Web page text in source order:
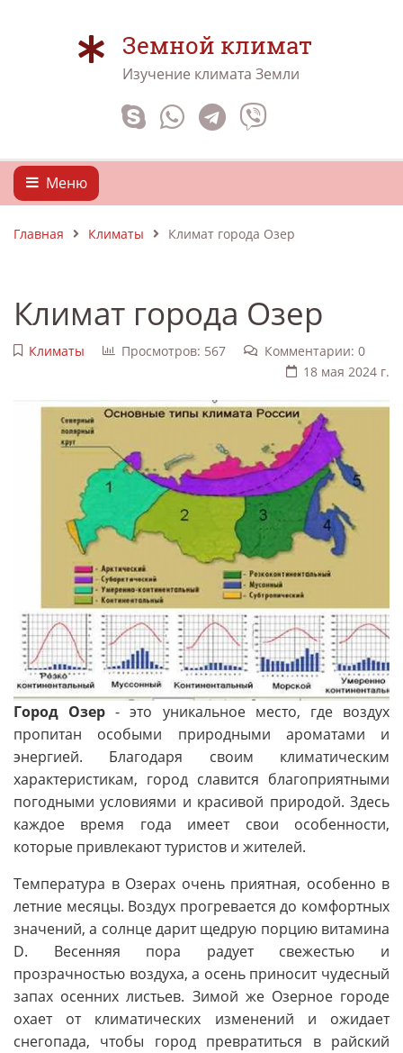
Земной климат
Изучение климата Земли
Меню
Главная Климаты Климат города Озер
Климат города Озер
Климаты Просмотров: 567
Комментарии: 0
18 мая 2024 г.
Город Озер - это уникальное место, где воздух
пропитан особыми природными ароматами и
энергией. Благодаря своим климатическим
характеристикам, город славится благоприятными
погодными условиями и красивой природой. Здесь
каждое время года имеет свои особенности,
которые привлекают туристов и жителей.
Температура в Озерах очень приятная, особенно в
летние месяцы. Воздух прогревается до комфортных
значений, а солнце дарит щедрую порцию витамина
D. Весенняя пора радует свежестью и
прозрачностью воздуха, а осень приносит чудесный
запах осенних листьев. Зимой же Озерное городе
охает от климатических изменений и ожидает
снегопада, чтобы город превратиться в райский